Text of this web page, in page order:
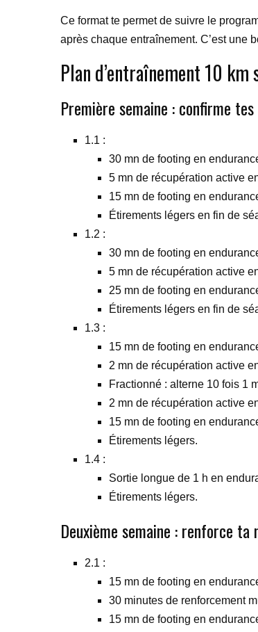
Ce format te permet de suivre le
après chaque entraînement. C’est une
Plan d’entraînement 10 km
Première semaine : confirme
1.1 :
30 mn de footing en
5 mn de récupération active
15 mn de footing en
Étirements légers en fin de
1.2 :
30 mn de footing en
5 mn de récupération active
25 mn de footing en
Étirements légers en fin de
1.3 :
15 mn de footing en
2 mn de récupération active
Fractionné : alterne 10 fois 1
2 mn de récupération active
15 mn de footing en
Étirements légers.
1.4 :
Sortie longue de 1 h en
Étirements légers.
Deuxième semaine : renforce
2.1 :
15 mn de footing en
30 minutes de renforcement
15 mn de footing en